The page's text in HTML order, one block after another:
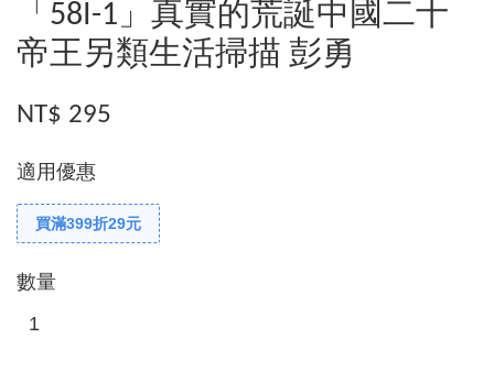
「58I-1」真實的荒誕中國二十
帝王另類生活掃描 彭勇
NT$ 295
適用優惠
買滿399折29元
數量